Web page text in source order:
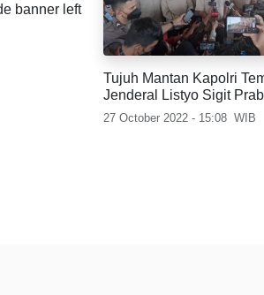
Tujuh Mantan Kapolri
Jenderal Listyo Sigit
27 October 2022 - 15:08 WIB